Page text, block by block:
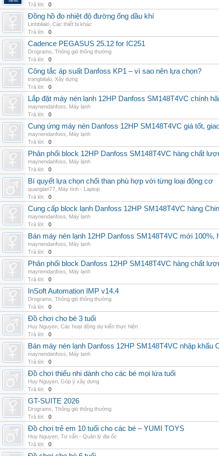
Trả lời:
0
Đồng hồ đo nhiệt độ đường ống dầu khí
Linhbilalo Các thiết bị khác
Trả lời:
0
Cadence PEGASUS 25.12 for IC251
Drograms Thông gió thông thường
Trả lời:
0
Công tắc áp suất Danfoss KP1 – vì sao nên lựa chọn?
trangbilalo Xây dựng
Trả lời:
0
Lắp đặt máy nén lạnh 12HP Danfoss SM148T4VC chính
maynendanfoss
Máy lạnh
Trả lời:
0
Cung ứng máy nén Danfoss 12HP SM148T4VC giá tốt,
maynendanfoss
Máy lạnh
Trả lời:
0
Phân phối block 12HP Danfoss SM148T4VC hàng chất
maynendanfoss
Máy lạnh
Trả lời:
0
Bí quyết lựa chọn chổi than phù hợp với từng loại động cơ
quanglan77 Máy tính - Laptop
Trả lời:
0
Cung cấp block lạnh Danfoss 12HP SM148T4VC hàng
maynendanfoss
Máy lạnh
Trả lời:
0
Bán máy nén lạnh 12HP Danfoss SM148T4VC mới
maynendanfoss
Máy lạnh
Trả lời:
0
Phân phối block Danfoss 12HP SM148T4VC hàng chất
maynendanfoss
Máy lạnh
Trả lời:
0
InSoft Automation IMP v14.4
Drograms Thông gió thông thường
Trả lời:
0
Đồ chơi cho bé 3 tuổi
Huy Nguyen Các hoạt động dự kiến thực hiện
Trả lời:
0
Bán máy nén lạnh Danfoss 12HP SM148T4VC nhập khẩu
maynendanfoss
Máy lạnh
Trả lời:
0
Đồ chơi thiếu nhi dành cho các bé mọi lứa tuổi
Huy Nguyen Góp ý xây dựng
Trả lời:
0
GT-SUITE 2026
Drograms Thông gió thông thường
Trả lời:
0
Đồ chơi trẻ em 10 tuổi cho các bé – YUMI TOYS
Huy Nguyen Tư vấn - Quản lý địa ốc
Trả lời:
0